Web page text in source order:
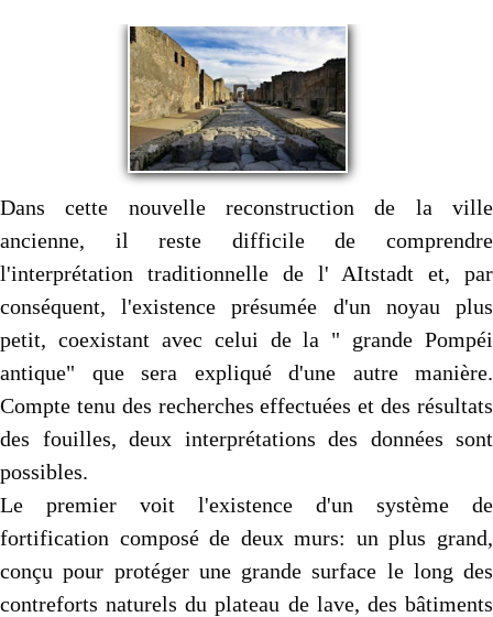
Dans cette nouvelle reconstruction de la ville
ancienne, il reste difficile de comprendre
l'interprétation traditionnelle de l' AItstadt et, par
conséquent, l'existence présumée d'un noyau plus
petit, coexistant avec celui de la " grande Pompéi
antique" que sera expliqué d'une autre manière.
Compte tenu des recherches effectuées et des résultats
des fouilles, deux interprétations des données sont
possibles.
Le premier voit l'existence d'un système de
fortification composé de deux murs: un plus grand,
conçu pour protéger une grande surface le long des
contreforts naturels du plateau de lave, des bâtiments